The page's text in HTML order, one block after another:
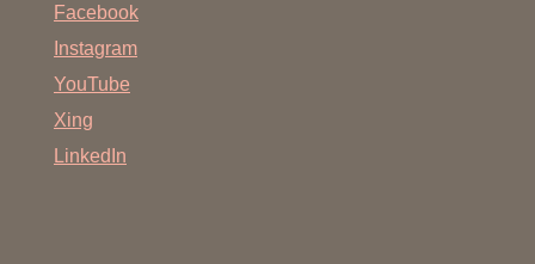
Facebook
Instagram
YouTube
Xing
LinkedIn